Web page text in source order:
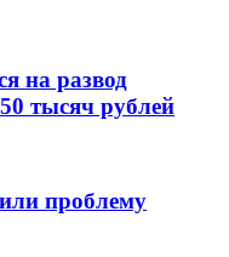
на развод
тысяч рублей
проблему